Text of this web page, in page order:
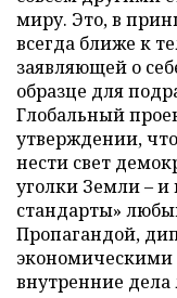
миру. Это, в
всегда ближе к
заявляющей о
образце для
Глобальный
утверждении,
нести свет
уголки Земли – и
стандарты»
Пропагандой,
внутренние